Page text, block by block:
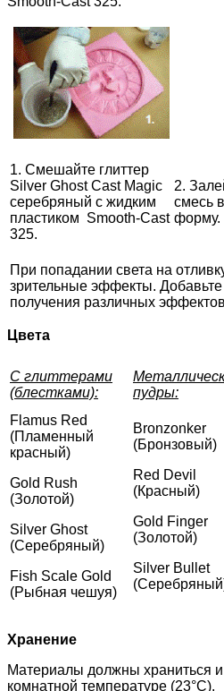
1. Смешайте глиттер
Silver Ghost Cast Magic
серебряный с жидким
пластиком Smooth-Cast
325.
2.
смесь в
форму.
При попадании света на
зрительные эффекты.
получения различных
Цвета
С глиттерами
(блестками):
пудры:
Flamus Red
(Пламенный
красный)
Gold Rush
(Золотой)
Silver Ghost
(Серебряный)
Fish Scale Gold
(Рыбная чешуя)
Bronzonker
(Бронзовый)
Red Devil
(Красный)
Gold Finger
(Золотой)
Silver Bullet
Хранение
Материалы должны храниться и
комнатной температуре (23°C).